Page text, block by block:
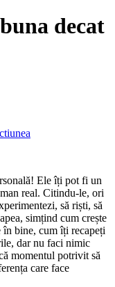
decat
Ele îți pot fi un
real. Citindu-le, ori
să riști, să
simțind cum crește
bine, cum îți recapeți
dar nu faci nimic
momentul potrivit să
care face